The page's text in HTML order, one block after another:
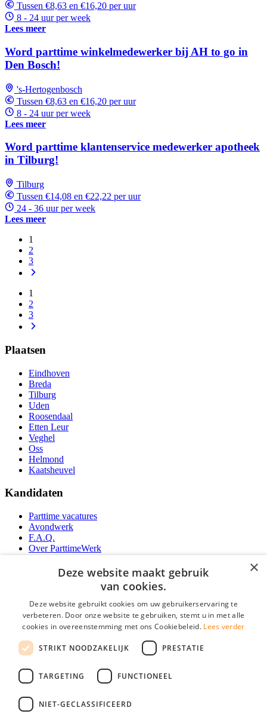
Tussen €8,63 en €16,20 per uur
8 - 24 uur per week
Lees meer
Word parttime winkelmedewerker bij AH to go in
Den Bosch!
's-Hertogenbosch
Tussen €8,63 en €16,20 per uur
8 - 24 uur per week
Lees meer
Word parttime klantenservice medewerker apotheek
in Tilburg!
Tilburg
Tussen €14,08 en €22,22 per uur
24 - 36 uur per week
Lees meer
1
2
3
1
2
3
Plaatsen
Eindhoven
Breda
Tilburg
Uden
Roosendaal
Etten Leur
Veghel
Oss
Helmond
Kaatsheuvel
Kandidaten
Parttime vacatures
Avondwerk
F.A.Q.
Over ParttimeWerk
YoungCapital Android App
Parttime personeel
Vacature aanmelden
Partners
Social
×
Deze website maakt gebruik
van cookies.
Deze website gebruikt cookies om uw gebruikerservaring te
verbeteren. Door onze website te gebruiken, stemt u in met alle
cookies in overeenstemming met ons Cookiebeleid. Lees verder
STRIKT NOODZAKELIJK PRESTATIE
TARGETING FUNCTIONEEL
NIET-GECLASSIFICEERD